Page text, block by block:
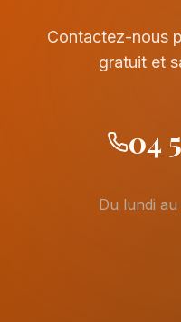
Contactez-nous
gratuit et
04
Du lundi